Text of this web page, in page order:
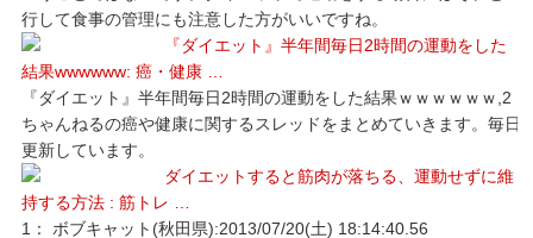
行して食事の管理にも注意した方がいいですね。
『ダイエット』半年間毎日2時間の運動をした
結果wwwwww: 癌・健康 …
『ダイエット』半年間毎日2時間の運動をした結果ｗｗｗｗｗｗ,2
ちゃんねるの癌や健康に関するスレッドをまとめていきます。毎日
更新しています。
ダイエットすると筋肉が落ちる、運動せずに維
持する方法 : 筋トレ …
1： ボブキャット(秋田県):2013/07/20(土) 18:14:40.56